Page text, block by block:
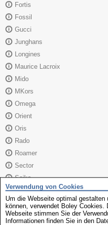
Fortis
Fossil
Gucci
Junghans
Longines
Maurice Lacroix
Mido
MKors
Omega
Orient
Oris
Rado
Roamer
Sector
Seiko
Skagen
TAG Heuer
Tissot
Verwendung von Cookies
Um die Webseite optimal
können, verwendet Boley Cookies.
Webseite stimmen Sie der
Informationen finden Sie in den